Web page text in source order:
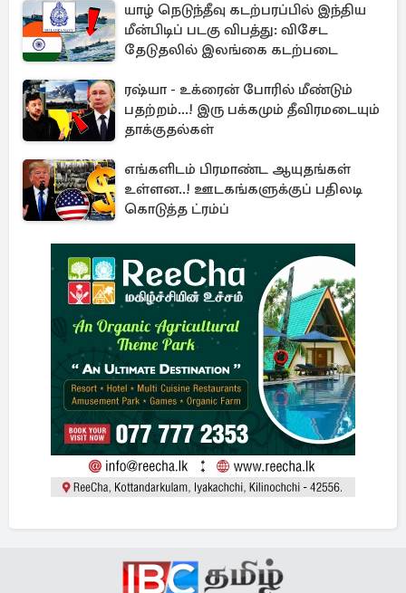
யாழ் நெடுந்தீவு கடற்பரப்பில் இந்திய
மீன்பிடிப் படகு விபத்து: விசேட
தேடுதலில் இலங்கை கடற்படை
ரஷ்யா - உக்ரைன் போரில் மீண்டும்
பதற்றம்...! இரு பக்கமும் தீவிரமடையும்
தாக்குதல்கள்
எங்களிடம் பிரமாண்ட ஆயுதங்கள்
உள்ளன..! ஊடகங்களுக்குப் பதிலடி
கொடுத்த ட்ரம்ப்